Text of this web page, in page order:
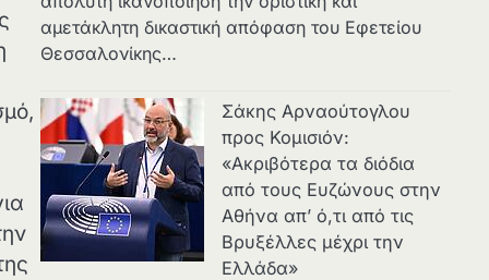
αμετάκλητη δικαστική απόφαση του Εφετείου
Θεσσαλονίκης…
Σάκης Αρναούτογλου
προς Κομισιόν:
«Ακριβότερα τα διόδια
από τους Ευζώνους στην
Αθήνα απ’ ό,τι από τις
Βρυξέλλες μέχρι την
Ελλάδα»